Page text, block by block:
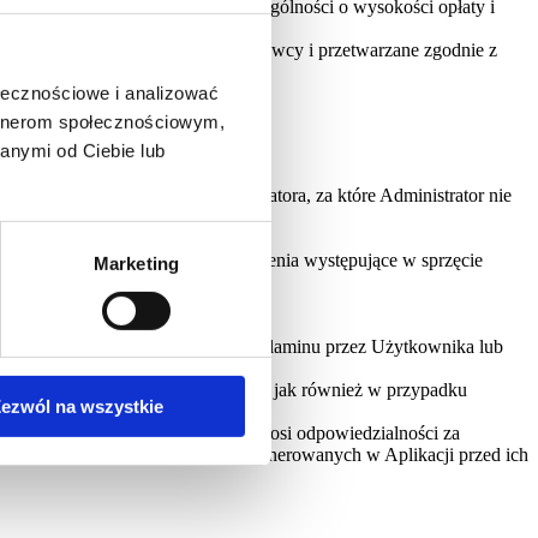
i analizować
społecznościowym,
od Ciebie lub
Marketing
na wszystkie
skorzystaniem z nich, w szczególności o wysokości opłaty i
bezpośrednio do tego dostawcy i przetwarzane zgodnie z
niezależnymi od Administratora, za które Administrator nie
techniczne lub ograniczenia występujące w sprzęcie
rażącego złamania Regulaminu przez Użytkownika lub
lub modernizacji Aplikacji, jak również w przypadku
Administrator nie ponosi odpowiedzialności za
wszystkich treści wygenerowanych w Aplikacji przed ich